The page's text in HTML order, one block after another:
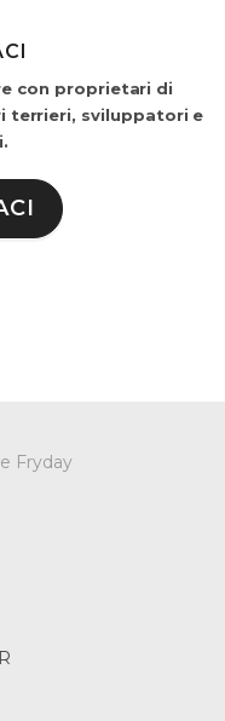
con proprietari di
terrieri, sviluppatori e
Fryday